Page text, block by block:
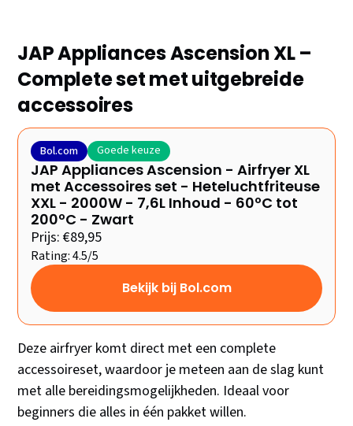
JAP Appliances Ascension XL –
Complete set met uitgebreide
accessoires
Bol.com Goede keuze
JAP Appliances Ascension - Airfryer XL
met Accessoires set - Heteluchtfriteuse
XXL - 2000W - 7,6L Inhoud - 60ºC tot
200ºC - Zwart
Prijs: €89,95
Rating: 4.5/5
Bekijk bij Bol.com
Deze airfryer komt direct met een complete
accessoireset, waardoor je meteen aan de slag kunt
met alle bereidingsmogelijkheden. Ideaal voor
beginners die alles in één pakket willen.